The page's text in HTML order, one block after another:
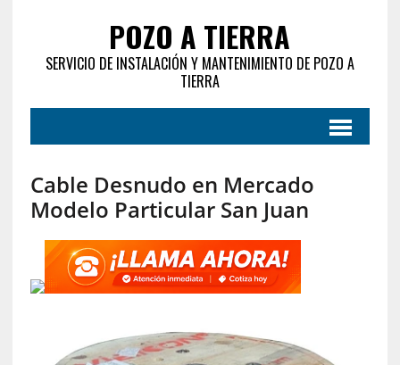
POZO A TIERRA
SERVICIO DE INSTALACIÓN Y MANTENIMIENTO DE POZO A
TIERRA
Cable Desnudo en Mercado
Modelo Particular San Juan